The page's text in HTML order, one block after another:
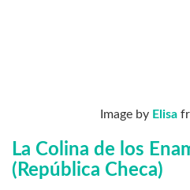
Image by Elisa
La Colina de los
(República Checa)